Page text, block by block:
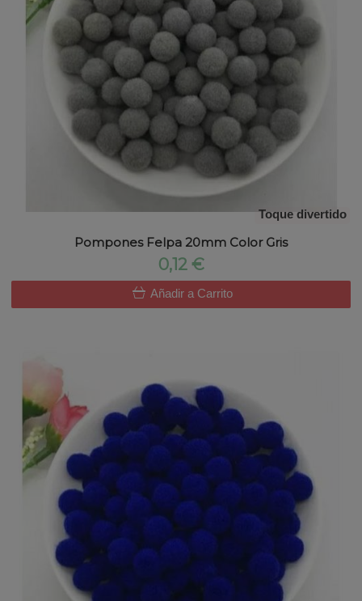
Toque divertido
Pompones Felpa 20mm Color Gris
0,12 €
Añadir a Carrito